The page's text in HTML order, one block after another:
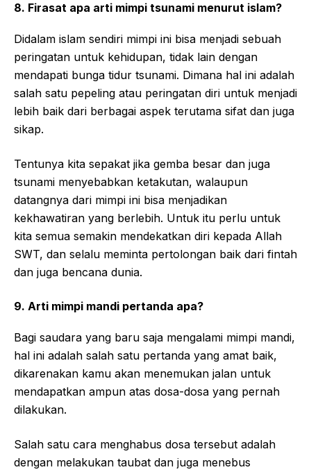
8. Firasat apa arti mimpi tsunami menurut islam?
Didalam islam sendiri mimpi ini bisa menjadi sebuah
peringatan untuk kehidupan, tidak lain dengan
mendapati bunga tidur tsunami. Dimana hal ini adalah
salah satu pepeling atau peringatan diri untuk menjadi
lebih baik dari berbagai aspek terutama sifat dan juga
sikap.
Tentunya kita sepakat jika gemba besar dan juga
tsunami menyebabkan ketakutan, walaupun
datangnya dari mimpi ini bisa menjadikan
kekhawatiran yang berlebih. Untuk itu perlu untuk
kita semua semakin mendekatkan diri kepada Allah
SWT, dan selalu meminta pertolongan baik dari fintah
dan juga bencana dunia.
9. Arti mimpi mandi pertanda apa?
Bagi saudara yang baru saja mengalami mimpi mandi,
hal ini adalah salah satu pertanda yang amat baik,
dikarenakan kamu akan menemukan jalan untuk
mendapatkan ampun atas dosa-dosa yang pernah
dilakukan.
Salah satu cara menghabus dosa tersebut adalah
dengan melakukan taubat dan juga menebus